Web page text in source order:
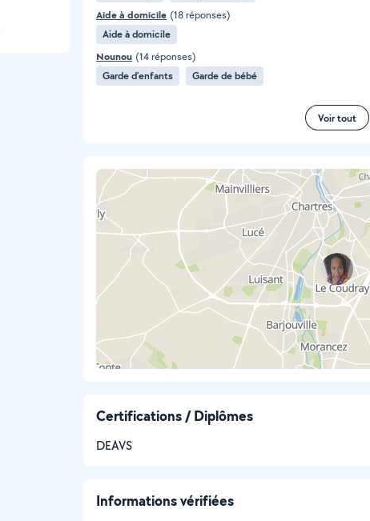
Aide à domicile (18 réponses)
Aide à domicile
Nounou (14 réponses)
Garde d'enfants
Garde de bébé
Voir tout
Certifications / Diplômes
DEAVS
Informations vérifiées